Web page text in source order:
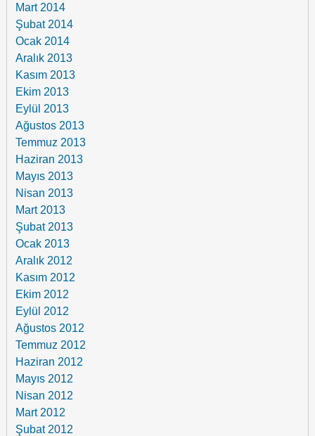
Mart 2014
Şubat 2014
Ocak 2014
Aralık 2013
Kasım 2013
Ekim 2013
Eylül 2013
Ağustos 2013
Temmuz 2013
Haziran 2013
Mayıs 2013
Nisan 2013
Mart 2013
Şubat 2013
Ocak 2013
Aralık 2012
Kasım 2012
Ekim 2012
Eylül 2012
Ağustos 2012
Temmuz 2012
Haziran 2012
Mayıs 2012
Nisan 2012
Mart 2012
Şubat 2012